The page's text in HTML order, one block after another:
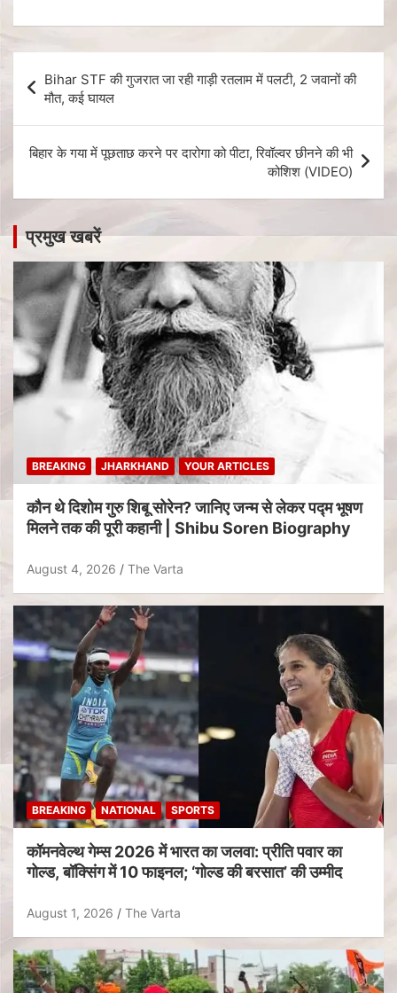
Bihar STF की गुजरात जा रही गाड़ी रतलाम में पलटी, 2 जवानों की
मौत, कई घायल
बिहार के गया में पूछताछ करने पर दारोगा को पीटा, रिवॉल्वर छीनने की भी
कोशिश (VIDEO)
प्रमुख खबरें
BREAKING JHARKHAND YOUR ARTICLES
कौन थे दिशोम गुरु शिबू सोरेन? जानिए जन्म से लेकर पद्म भूषण
मिलने तक की पूरी कहानी | Shibu Soren Biography
August 4, 2026 The Varta
BREAKING NATIONAL SPORTS
कॉमनवेल्थ गेम्स 2026 में भारत का जलवा: प्रीति पवार का
गोल्ड, बॉक्सिंग में 10 फाइनल; ‘गोल्ड की बरसात’ की उम्मीद
August 1, 2026 The Varta